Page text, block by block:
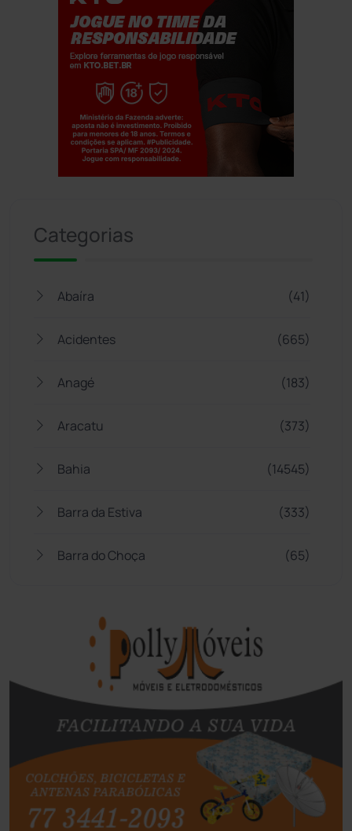
Categorias
Abaíra (41)
Acidentes (665)
Anagé (183)
Aracatu (373)
Bahia (14545)
Barra da Estiva (333)
Barra do Choça (65)
Bom Jesus da Lapa
Boquira
Botuporã (72)
Brasil (7679)
Brumado (31955)